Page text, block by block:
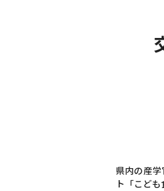
県内の産
ト「こど